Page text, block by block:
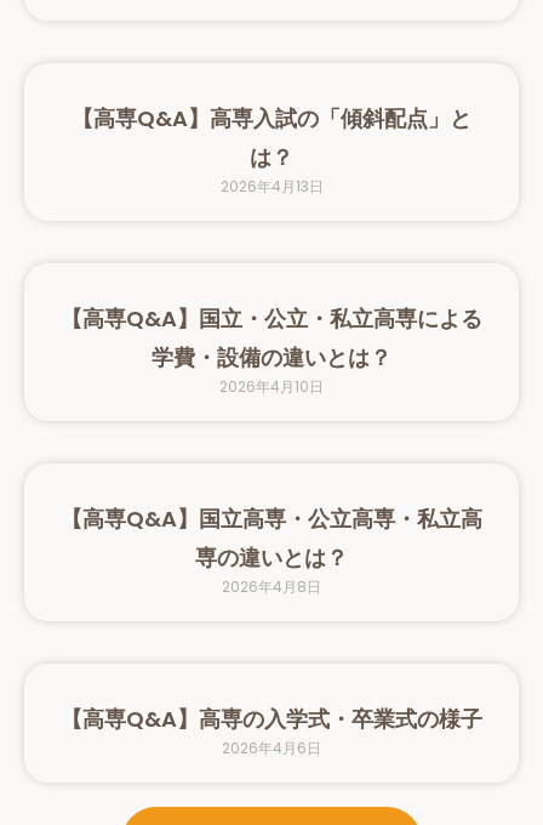
【高専Q&A】高専入試の「傾斜配点」と
は？
2026年4月13日
【高専Q&A】国立・公立・私立高専による
学費・設備の違いとは？
2026年4月10日
【高専Q&A】国立高専・公立高専・私立高
専の違いとは？
2026年4月8日
【高専Q&A】高専の入学式・卒業式の様子
2026年4月6日